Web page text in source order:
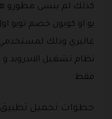
كذلك لم ينسى مطورو
يو او كوبون خصم تويو
غاليري وذلك لمستخدمي
فقط .
خطوات تحميل تطبيق